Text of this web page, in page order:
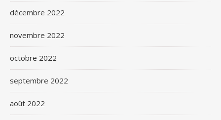
décembre 2022
novembre 2022
octobre 2022
septembre 2022
août 2022